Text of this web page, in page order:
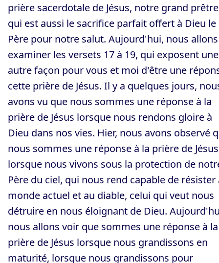
prière sacerdotale de Jésus, notre grand
qui est aussi le sacrifice parfait offert à Dieu le
Père pour notre salut. Aujourd'hui, nous allons
examiner les versets 17 à 19, qui exposent une
autre façon pour vous et moi d'être une
cette prière de Jésus. Il y a quelques jours,
avons vu que nous sommes une réponse à la
prière de Jésus lorsque nous rendons gloire à
Dieu dans nos vies. Hier, nous avons observé
nous sommes une réponse à la prière de Jésus
lorsque nous vivons sous la protection de
Père du ciel, qui nous rend capable de résister
monde actuel et au diable, celui qui veut nous
détruire en nous éloignant de Dieu.
nous allons voir que sommes une réponse à la
prière de Jésus lorsque nous grandissons en
maturité, lorsque nous grandissons pour